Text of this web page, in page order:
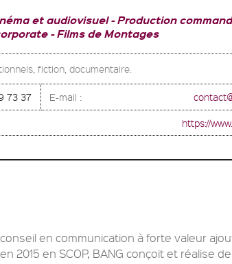
et audiovisuel
Production
Films de Montages
fiction, documentaire.
73 37 E-mail :
https://
en communication à forte valeur
2015 en SCOP, BANG conçoit et réalise